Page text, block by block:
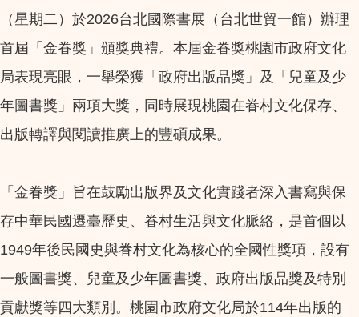
（星期二）於2026台北國際書展（台北世貿一館）辦理
首屆「金眷獎」頒獎典禮。本屆金眷獎桃園市政府文化
局表現亮眼，一舉榮獲「政府出版品獎」及「兒童及少
年圖書獎」兩項大獎，同時展現桃園在眷村文化保存、
出版轉譯與閱讀推廣上的豐碩成果。
「金眷獎」旨在鼓勵出版界及文化實踐者深入書寫與保
存中華民國遷臺歷史、眷村生活與文化脈絡，是首個以
1949年後民國史與眷村文化為核心的全國性獎項，設有
一般圖書獎、兒童及少年圖書獎、政府出版品獎及特別
貢獻獎等四大類別。桃園市政府文化局於114年出版的